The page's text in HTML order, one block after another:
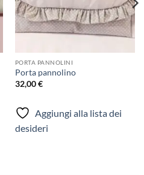
PORTA PANNOLINI
Porta pannolino
32,00€
Aggiungi alla lista dei
desideri